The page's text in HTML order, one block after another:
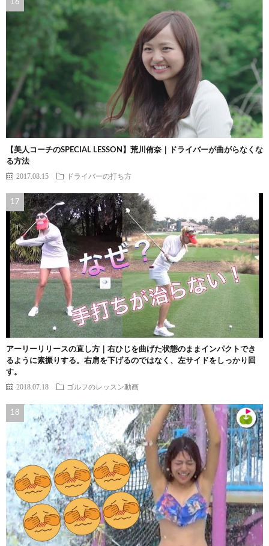
【美人コーチのSPECIAL LESSON】荒川侑奈｜ドライバーが曲がらなくな
る方法
2017.08.15 ドライバーの打ち方
アーリーリリースの直し方｜右ひじを曲げた状態のままインパクトでき
るように素振りする。右肩を下げるのではなく、左サイドをしっかり回
す。
2018.07.18 ゴルフのレッスン動画